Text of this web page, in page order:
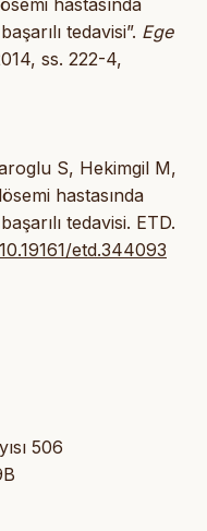
tedavisi”. Ege
ss. 222-4,
S, Hekimgil M,
hastasında
tedavisi. ETD.
etd.344093
506